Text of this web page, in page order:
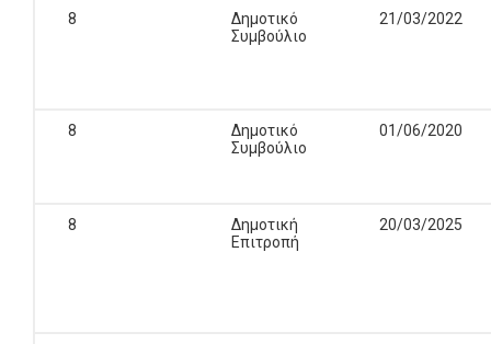
8
Δημοτικό
Συμβούλιο
21/03/2022
8
Δημοτικό
Συμβούλιο
01/06/2020
8
Δημοτική
Επιτροπή
20/03/2025